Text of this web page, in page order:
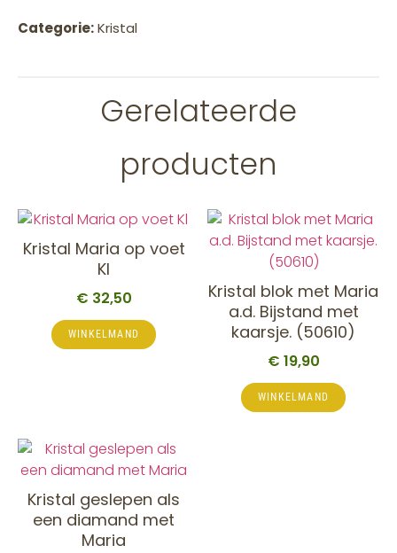
Categorie:Kristal
Gerelateerde
producten
Kristal Maria op voet
Kl
€ 32,50
WINKELMAND
Kristal blok met Maria
a.d. Bijstand met
kaarsje. (50610)
€ 19,90
WINKELMAND
Kristal geslepen als
een diamand met
Maria